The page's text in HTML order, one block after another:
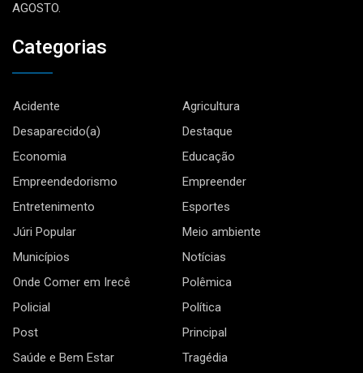
AGOSTO.
Categorias
Acidente
Agricultura
Desaparecido(a)
Destaque
Economia
Educação
Empreendedorismo
Empreender
Entretenimento
Esportes
Júri Popular
Meio ambiente
Municípios
Notícias
Onde Comer em Irecê
Polêmica
Policial
Política
Post
Principal
Saúde e Bem Estar
Tragédia